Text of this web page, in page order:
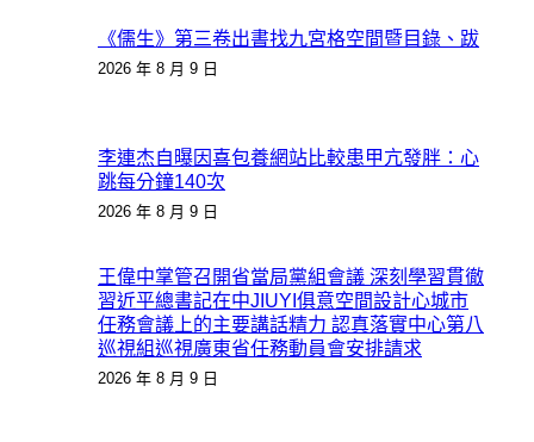
《儒生》第三卷出書找九宮格空間暨目錄、跋
2026 年 8 月 9 日
李連杰自曝因喜包養網站比較患甲亢發胖：心
跳每分鐘140次
2026 年 8 月 9 日
王偉中掌管召開省當局黨組會議 深刻學習貫徹
習近平總書記在中JIUYI俱意空間設計心城市
任務會議上的主要講話精力 認真落實中心第八
巡視組巡視廣東省任務動員會安排請求
2026 年 8 月 9 日